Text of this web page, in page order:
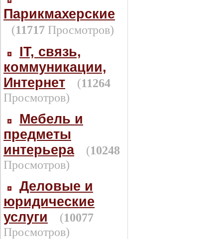
Парикмахерские
(11717 Просмотров)
IT, связь,
коммуникации,
Интернет
(11264
Просмотров)
Мебель и
предметы
интерьера
(10248
Просмотров)
Деловые и
юридические
услуги
(10077
Просмотров)